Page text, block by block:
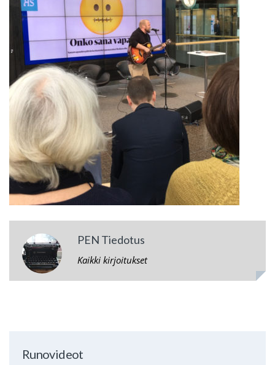
PEN Tiedotus
Kaikki kirjoitukset
Runovideot